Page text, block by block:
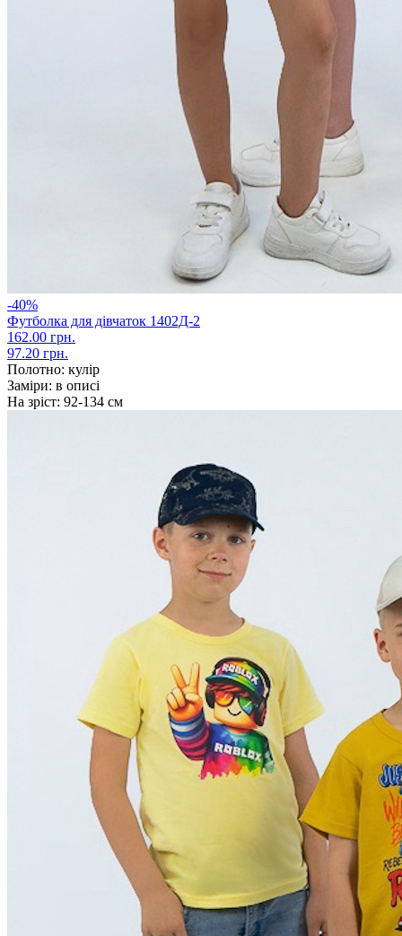
-40%
Футболка для дівчаток 1402Д-2
162.00 грн.
97.20 грн.
Полотно: кулір
Заміри: в описі
На зріст: 92-134 см